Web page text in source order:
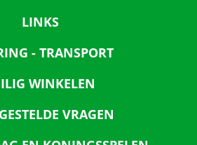
LINKS
- TRANSPORT
WINKELEN
VRAGEN